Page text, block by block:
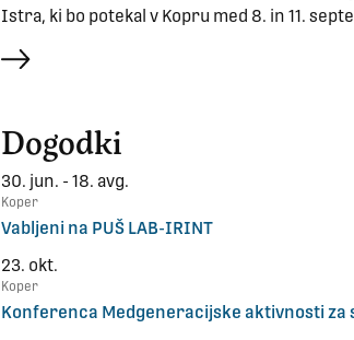
Istra, ki bo potekal v Kopru med 8. in 11.
več
Dogodki
30. jun. - 18. avg.
Koper
Vabljeni na PUŠ LAB-IRINT
23. okt.
Koper
Konferenca Medgeneracijske aktivnosti